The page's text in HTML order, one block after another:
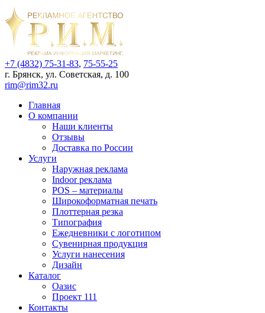
+7 (4832) 75-31-83, 75-55-25
г. Брянск, ул. Советская, д. 100
rim@rim32.ru
Главная
О компании
Наши клиенты
Отзывы
Доставка по России
Услуги
Наружная реклама
Indoor реклама
POS – материалы
Широкоформатная печать
Плоттерная резка
Типография
Ежедневники с логотипом
Сувенирная продукция
Услуги нанесения
Дизайн
Каталог
Оазис
Проект 111
Контакты